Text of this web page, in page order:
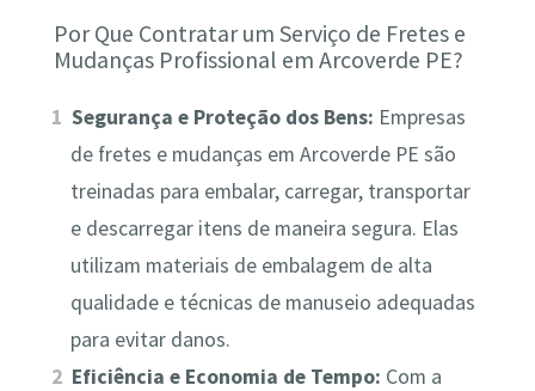
Por Que Contratar um Serviço de Fretes e
Mudanças Profissional em Arcoverde PE?
Segurança e Proteção dos Bens: Empresas
de fretes e mudanças em Arcoverde PE são
treinadas para embalar, carregar, transportar
e descarregar itens de maneira segura. Elas
utilizam materiais de embalagem de alta
qualidade e técnicas de manuseio adequadas
para evitar danos.
Eficiência e Economia de Tempo: Com a